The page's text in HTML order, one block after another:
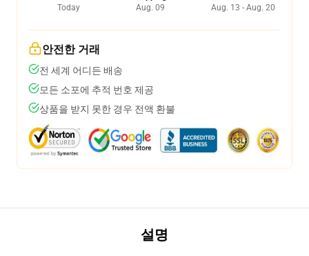
Today
Aug. 09
Aug. 13 - Aug. 20
안전한 거래
전 세계 어디든 배송
모든 소포에 추적 번호 제공
상품을 받지 못한 경우 전액 환불
설명